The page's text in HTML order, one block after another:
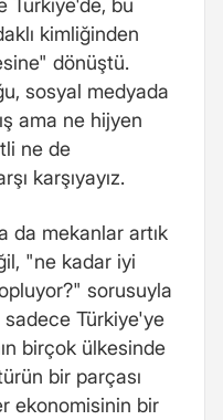
Türkiye'de, bu
kimliğinden
dönüştü.
sosyal medyada
ama ne hijyen
ne de
karşıyayız.
da mekanlar artık
"ne kadar iyi
sorusuyla
Türkiye'ye
birçok ülkesinde
bir parçası
ekonomisinin bir